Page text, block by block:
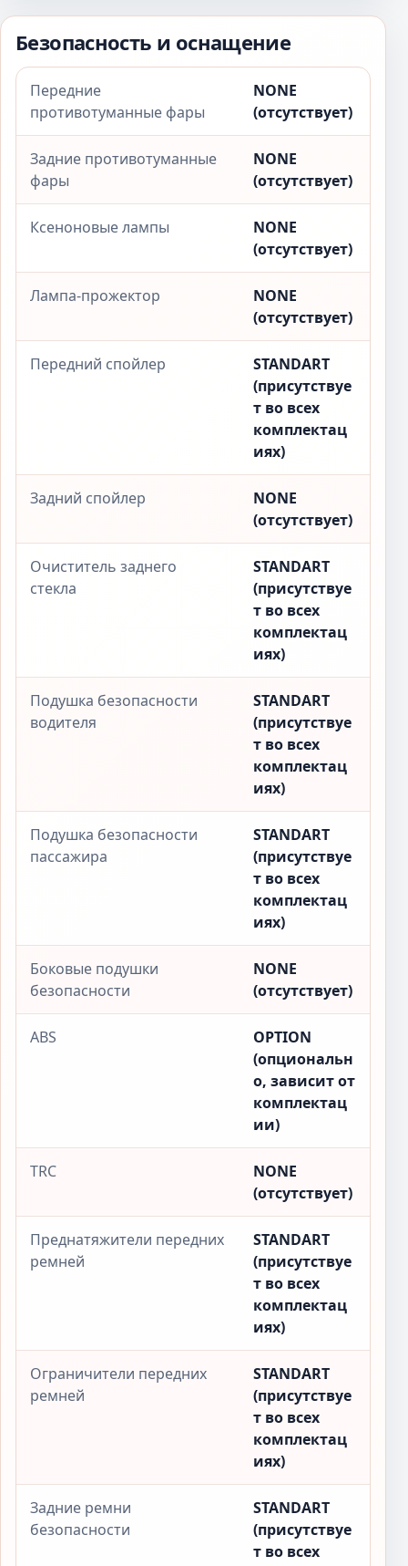
Безопасность и оснащение
Передние
противотуманные фары
NONE
(отсутствует)
Задние противотуманные
фары
NONE
(отсутствует)
Ксеноновые лампы
NONE
(отсутствует)
Лампа-прожектор
NONE
(отсутствует)
Передний спойлер
STANDART
(присутствуе
т во всех
комплектац
иях)
Задний спойлер
NONE
(отсутствует)
Очиститель заднего
стекла
STANDART
(присутствуе
т во всех
комплектац
иях)
Подушка безопасности
водителя
STANDART
(присутствуе
т во всех
комплектац
иях)
Подушка безопасности
пассажира
STANDART
(присутствуе
т во всех
комплектац
иях)
Боковые подушки
безопасности
NONE
(отсутствует)
ABS
OPTION
(опциональн
о, зависит от
комплектац
ии)
TRC
NONE
(отсутствует)
Преднатяжители передних
ремней
STANDART
(присутствуе
т во всех
комплектац
иях)
Ограничители передних
ремней
STANDART
(присутствуе
т во всех
комплектац
иях)
Задние ремни
безопасности
STANDART
(присутствуе
т во всех